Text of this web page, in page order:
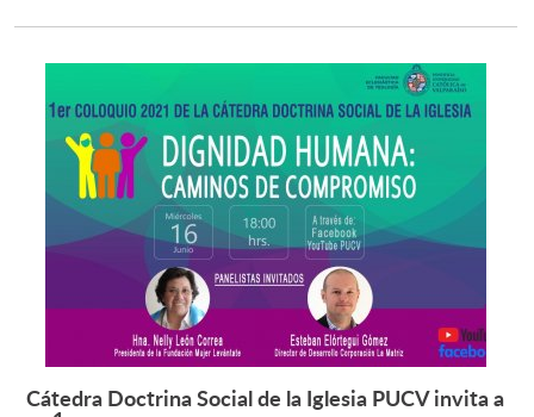
Cátedra Doctrina Social de la Iglesia PUCV invita a